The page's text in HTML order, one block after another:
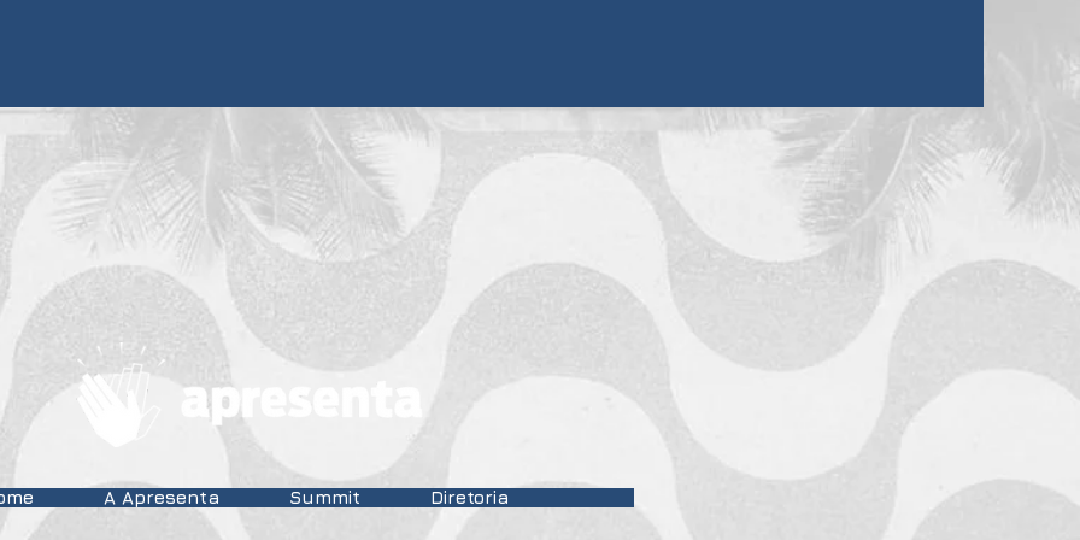
A Apresenta Summit Diretoria